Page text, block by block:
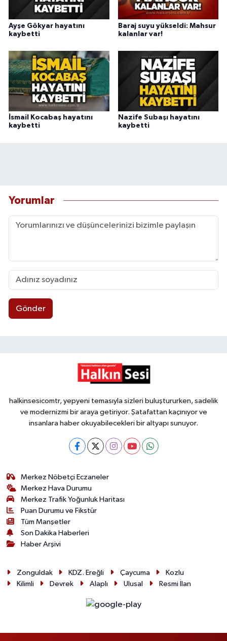
Ayşe Gökyar hayatını
kaybetti
Baraj suyu yükseldi: Mahsur
kalanlar var!
İsmail Kocabaş hayatını
kaybetti
Nazife Subaşı hayatını
kaybetti
Yorumlar
Gönder
halkinsesicomtr, yepyeni temasıyla sizleri buluştururken, sadelik
ve modernizmi bir araya getiriyor. Şatafattan kaçınıyor ve
insanlara haber okuyabilecekleri bir altyapı sunuyor.
Merkez Nöbetçi Eczaneler
Merkez Hava Durumu
Merkez Trafik Yoğunluk Haritası
Puan Durumu ve Fikstür
Tüm Manşetler
Son Dakika Haberleri
Haber Arşivi
Zonguldak KDZ. Ereğli Çaycuma
Kozlu
Kilimli
Devrek Alaplı Ulusal Resmi İlan